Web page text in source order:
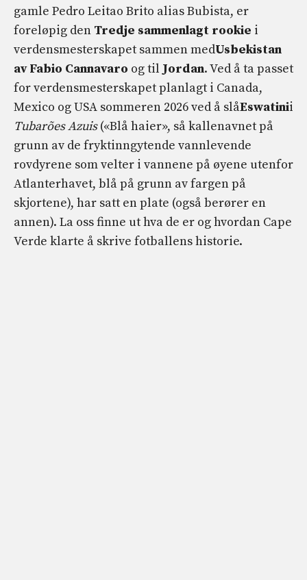
gamle Pedro Leitao Brito alias Bubista, er
foreløpig den Tredje sammenlagt rookie i
verdensmesterskapet sammen medUsbekistan
av Fabio Cannavaro og til Jordan. Ved å ta passet
for verdensmesterskapet planlagt i Canada,
Mexico og USA sommeren 2026 ved å slåEswatinii
Tubarões Azuis(«Blå haier», så kallenavnet på
grunn av de fryktinngytende vannlevende
rovdyrene som velter i vannene på øyene utenfor
Atlanterhavet, blå på grunn av fargen på
skjortene), har satt en plate (også berører en
annen). La oss finne ut hva de er og hvordan Cape
Verde klarte å skrive fotballens historie.